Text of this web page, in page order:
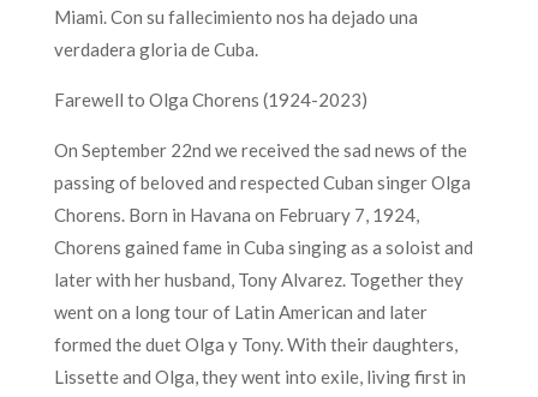
Miami. Con su fallecimiento nos ha dejado una
verdadera gloria de Cuba.
Farewell to Olga Chorens (1924-2023)
On September 22nd we received the sad news of the
passing of beloved and respected Cuban singer Olga
Chorens. Born in Havana on February 7, 1924,
Chorens gained fame in Cuba singing as a soloist and
later with her husband, Tony Alvarez. Together they
went on a long tour of Latin American and later
formed the duet Olga y Tony. With their daughters,
Lissette and Olga, they went into exile, living first in